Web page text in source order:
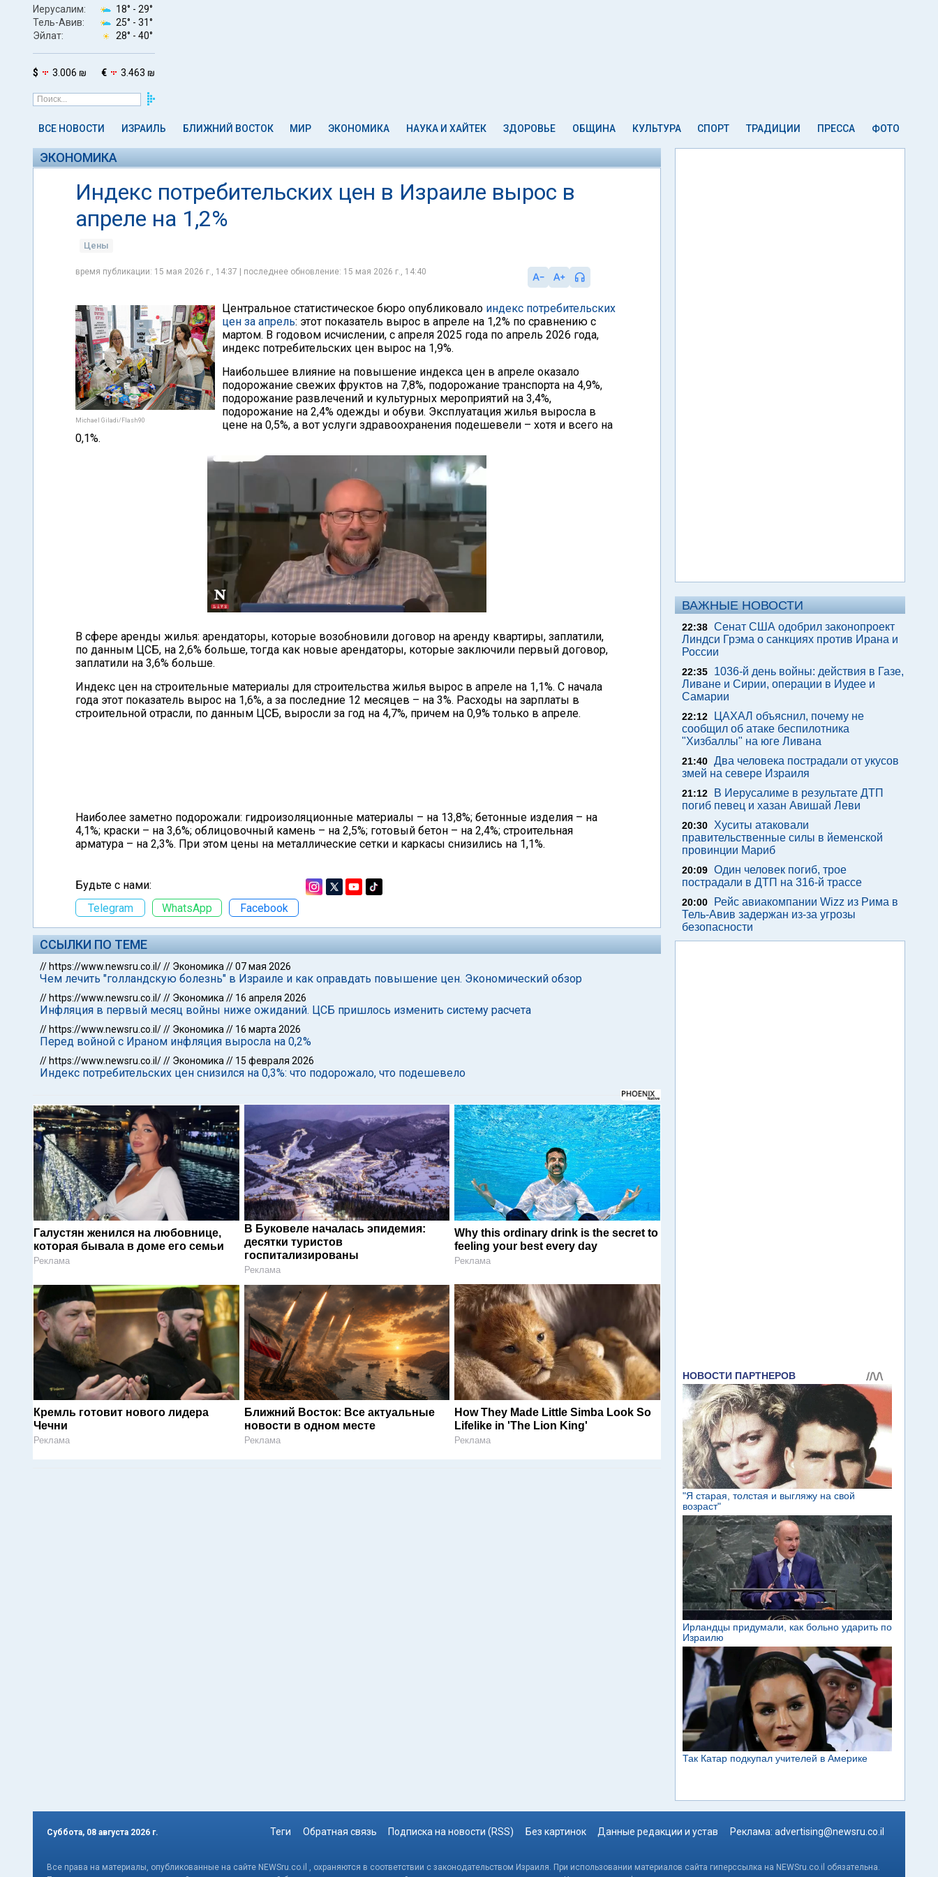
Иерусалим: 18° - 29°
Тель-Авив:
25° - 31°
Эйлат:
28° - 40°
$ 3.006 ₪ € 3.463 ₪
ВСЕ НОВОСТИ ИЗРАИЛЬ БЛИЖНИЙ ВОСТОК МИР ЭКОНОМИКА НАУКА И ХАЙТЕК ЗДОРОВЬЕ ОБЩИНА КУЛЬТУРА СПОРТ ТРАДИЦИИ ПРЕССА ФОТО
ЭКОНОМИКА
Индекс потребительских цен в Израиле вырос в
апреле на 1,2%
Цены
время публикации: 15 мая 2026 г., 14:37 | последнее обновление: 15 мая 2026 г., 14:40
Michael Giladi/Flash90
Центральное статистическое бюро опубликовало индекс потребительских
цен за апрель: этот показатель вырос в апреле на 1,2% по сравнению с
мартом. В годовом исчислении, с апреля 2025 года по апрель 2026 года,
индекс потребительских цен вырос на 1,9%.
Наибольшее влияние на повышение индекса цен в апреле оказало
подорожание свежих фруктов на 7,8%, подорожание транспорта на 4,9%,
подорожание развлечений и культурных мероприятий на 3,4%,
подорожание на 2,4% одежды и обуви. Эксплуатация жилья выросла в
цене на 0,5%, а вот услуги здравоохранения подешевели – хотя и всего на
0,1%.
В сфере аренды жилья: арендаторы, которые возобновили договор на аренду квартиры, заплатили,
по данным ЦСБ, на 2,6% больше, тогда как новые арендаторы, которые заключили первый договор,
заплатили на 3,6% больше.
Индекс цен на строительные материалы для строительства жилья вырос в апреле на 1,1%. С начала
года этот показатель вырос на 1,6%, а за последние 12 месяцев – на 3%. Расходы на зарплаты в
строительной отрасли, по данным ЦСБ, выросли за год на 4,7%, причем на 0,9% только в апреле.
Наиболее заметно подорожали: гидроизоляционные материалы – на 13,8%; бетонные изделия – на
4,1%; краски – на 3,6%; облицовочный камень – на 2,5%; готовый бетон – на 2,4%; строительная
арматура – на 2,3%. При этом цены на металлические сетки и каркасы снизились на 1,1%.
Будьте с нами:
Telegram
WhatsApp Facebook
ССЫЛКИ ПО ТЕМЕ
// https://www.newsru.co.il/// Экономика //07 мая 2026
Чем лечить "голландскую болезнь" в Израиле и как оправдать повышение цен. Экономический обзор
// https://www.newsru.co.il/// Экономика // 16 апреля 2026
Инфляция в первый месяц войны ниже ожиданий. ЦСБ пришлось изменить систему расчета
// https://www.newsru.co.il/// Экономика // 16 марта 2026
Перед войной с Ираном инфляция выросла на 0,2%
// https://www.newsru.co.il/// Экономика // 15 февраля 2026
Индекс потребительских цен снизился на 0,3%: что подорожало, что подешевело
Галустян женился на любовнице,
которая бывала в доме его семьи
Реклама
В Буковеле началась эпидемия:
десятки туристов
госпитализированы
Реклама
Why this ordinary drink is the secret to
feeling your best every day
Реклама
Кремль готовит нового лидера
Чечни
Реклама
Ближний Восток: Все актуальные
новости в одном месте
Реклама
How They Made Little Simba Look So
Lifelike in 'The Lion King'
Реклама
ВАЖНЫЕ НОВОСТИ
22:38 Сенат США одобрил законопроект
Линдси Грэма о санкциях против Ирана и
России
22:35
1036-й день войны: действия в Газе,
Ливане и Сирии, операции в Иудее и
Самарии
22:12
ЦАХАЛ объяснил, почему не
сообщил об атаке беспилотника
"Хизбаллы" на юге Ливана
21:40 Два человека пострадали от укусов
змей на севере Израиля
21:12
В Иерусалиме в результате ДТП
погиб певец и хазан Авишай Леви
20:30
Хуситы атаковали
правительственные силы в йеменской
провинции Мариб
20:09 Один человек погиб, трое
пострадали в ДТП на 316-й трассе
20:00
Рейс авиакомпании Wizz из Рима в
Тель-Авив задержан из-за угрозы
безопасности
Суббота, 08 августа 2026 г. Теги Обратная связь Подписка на новости (RSS) Без картинок Данные редакции и устав Реклама: advertising@newsru.co.il
Все права на материалы, опубликованные на сайте NEWSru.co.il , охраняются в соответствии с законодательством Израиля. При использовании материалов сайта гиперссылка на NEWSru.co.il обязательна.